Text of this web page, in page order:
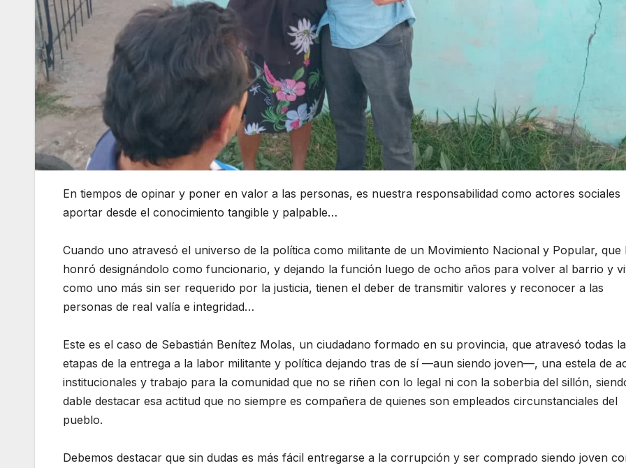
En tiempos de opinar y poner en valor a las personas, es nuestra responsabilidad como actores sociales
aportar desde el conocimiento tangible y palpable…
Cuando uno atravesó el universo de la política como militante de un Movimiento Nacional y Popular, que
honró designándolo como funcionario, y dejando la función luego de ocho años para volver al barrio y
como uno más sin ser requerido por la justicia, tienen el deber de transmitir valores y reconocer a las
personas de real valía e integridad…
Este es el caso de Sebastián Benítez Molas, un ciudadano formado en su provincia, que atravesó todas
etapas de la entrega a la labor militante y política dejando tras de sí —aun siendo joven—, una estela de
institucionales y trabajo para la comunidad que no se riñen con lo legal ni con la soberbia del sillón,
dable destacar esa actitud que no siempre es compañera de quienes son empleados circunstanciales del
pueblo.
Debemos destacar que sin dudas es más fácil entregarse a la corrupción y ser comprado siendo joven